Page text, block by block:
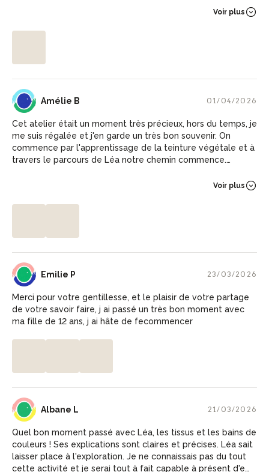
Voir plus
AB Amélie B 01/04/2026
Cet atelier était un moment très précieux, hors du temps, je
me suis régalée et j'en garde un très bon souvenir. On
commence par l'apprentissage de la teinture végétale et à
travers le parcours de Léa notre chemin commence.
2 mécanismes associés prennent tout leur sens et le
accompagné avec bienveillance, ouverte et humilité, j'ai
Voir plus
EP Emilie P 23/03/2026
Merci pour votre gentillesse, et le plaisir de votre partage
de votre savoir faire, j ai passé un très bon moment avec
ma fille de 12 ans, j ai hâte de fecommencer
AL Albane L 21/03/2026
Quel bon moment passé avec Léa, les tissus et les bains de
couleurs ! Ses explications sont claires et précises. Léa sait
laisser place à l'exploration. Je ne connaissais pas du tout
cette activité et je serai tout à fait capable à présent d'en